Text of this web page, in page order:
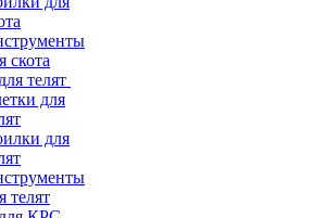
скота
телят
для
для
телят